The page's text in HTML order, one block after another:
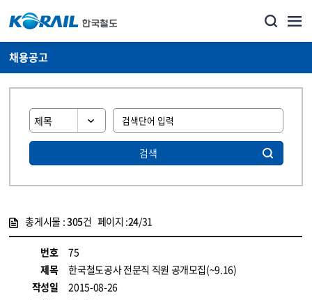
채용공고
검색
총게시물 :305건 페이지 :24/31
번호
75
제목
한국철도공사 전문직 직원 공개모집(~9.16)
작성일
2015-08-26